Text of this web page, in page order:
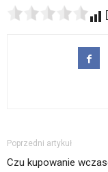
Poprzedni artykuł
Czu kupowanie